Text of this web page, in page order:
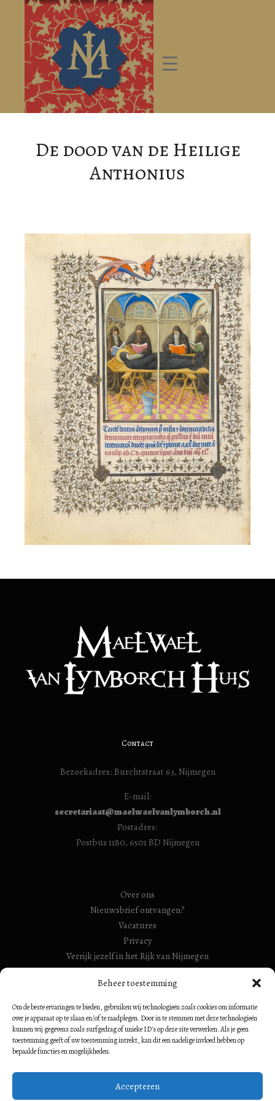
Beheer toestemming
Om de beste ervaringen te bieden, gebruiken wij technologieën zoals cookies om informatie
over je apparaat op te slaan en/of te raadplegen. Door in te stemmen met deze technologieën
kunnen wij gegevens zoals surfgedrag of unieke ID's op deze site verwerken. Als je geen
toestemming geeft of uw toestemming intrekt, kan dit een nadelige invloed hebben op
bepaalde functies en mogelijkheden.
Accepteren
De dood van de Heilige
Anthonius
Contact
Bezoekadres: Burchtstraat 63, Nijmegen
E-mail:
secretariaat@maelwaelvanlymborch.nl
Postadres:
Postbus 1180, 6501 BD Nijmegen
Over ons
Nieuwsbrief ontvangen?
Vacatures
Privacy
Verrijk jezelf in het Rijk van Nijmegen
RSIN Gebroeders Van Limburg Huis (ook: Maelwael van
RSIN Stiching Maelwael Van Lymborch: 813106680